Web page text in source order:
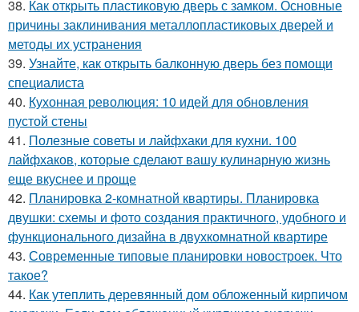
38. Как открыть пластиковую дверь с замком. Основные
причины заклинивания металлопластиковых дверей и
методы их устранения
39. Узнайте, как открыть балконную дверь без помощи
специалиста
40. Кухонная революция: 10 идей для обновления
пустой стены
41. Полезные советы и лайфхаки для кухни. 100
лайфхаков, которые сделают вашу кулинарную жизнь
еще вкуснее и проще
42. Планировка 2-комнатной квартиры. Планировка
двушки: схемы и фото создания практичного, удобного и
функционального дизайна в двухкомнатной квартире
43. Современные типовые планировки новостроек. Что
такое?
44. Как утеплить деревянный дом обложенный кирпичом